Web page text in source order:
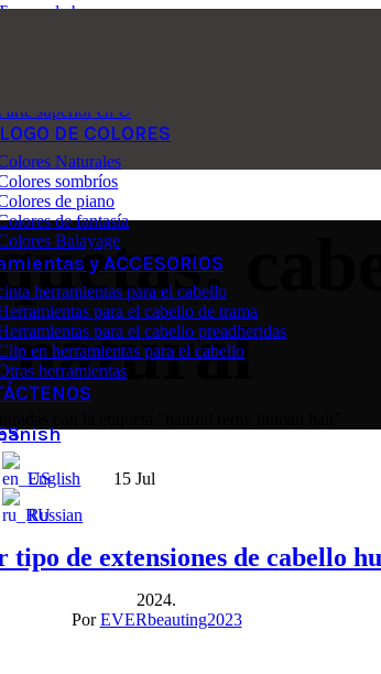
de base mono
superior en U
DE COLORES
Naturales
sombríos
de piano
de fantasía
Balayage
y ACCESORIOS
herramientas para el cabello
para el cabello de trama
para el cabello preadheridas
en herramientas para el cabello
herramientas
English
Russian
natural
15 Jul
tipo de extensiones de cabello
2024.
Por EVERbeauting2023